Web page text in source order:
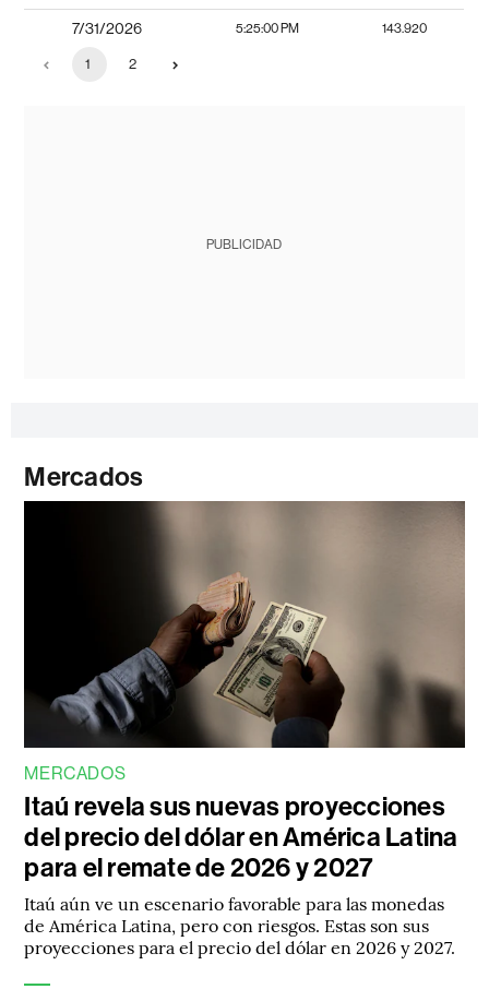
7/31/2026 5:25:00 PM 143.920
1 2
PUBLICIDAD
Mercados
MERCADOS
Itaú revela sus nuevas proyecciones
del precio del dólar en América Latina
para el remate de 2026 y 2027
Itaú aún ve un escenario favorable para las monedas
de América Latina, pero con riesgos. Estas son sus
proyecciones para el precio del dólar en 2026 y 2027.